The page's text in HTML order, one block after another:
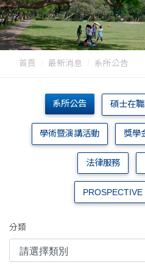
首頁 最新消息 系所公告
系所公告 碩士在
學術暨演講活動 獎學
法律服務
分類